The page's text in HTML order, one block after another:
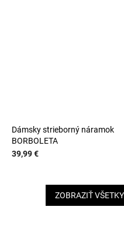
Dámsky strieborný náramok
BORBOLETA
39,99 €
ZOBRAZIŤ